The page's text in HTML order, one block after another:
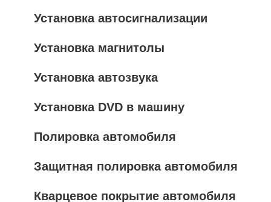
Установка автосигнализации
Установка магнитолы
Установка автозвука
Установка DVD в машину
Полировка автомобиля
Защитная полировка автомобиля
Кварцевое покрытие автомобиля